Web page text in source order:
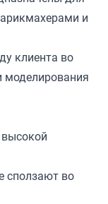
и
клиента во
моделирования
сползают во